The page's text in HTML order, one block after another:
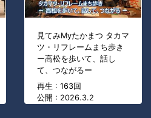
見てみMyたかまつ タカマ
ツ・リフレームまち歩き
ー高松を歩いて、話し
て、つながるー
再生 : 163回
公開 : 2026.3.2